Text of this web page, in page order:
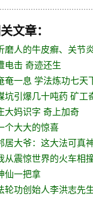
文章：
磨人的牛皮癣、关节
电击 奇迹还生
奄一息 学法炼功七天
坑引爆几十吨药 矿工
大妈识字 奇上加奇
个大大的惊喜
居大爷：这大法可真
从震惊世界的火车相
仙一把拿
轮功创始人李洪志先